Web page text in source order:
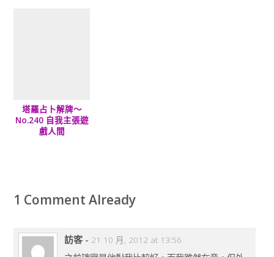
塔羅占卜解牌～
No.240 自我主張遊
戲人間
1 Comment Already
訪客 - 21 10 月, 2012 at 13:56